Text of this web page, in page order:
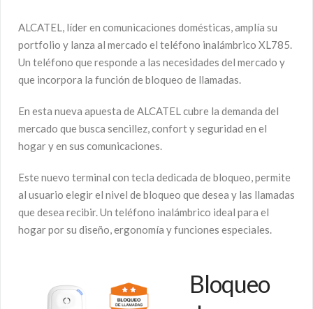
ALCATEL, líder en comunicaciones domésticas, amplía su
portfolio y lanza al mercado el teléfono inalámbrico XL785.
Un teléfono que responde a las necesidades del mercado y
que incorpora la función de bloqueo de llamadas.
En esta nueva apuesta de ALCATEL cubre la demanda del
mercado que busca sencillez, confort y seguridad en el
hogar y en sus comunicaciones.
Este nuevo terminal con tecla dedicada de bloqueo, permite
al usuario elegir el nivel de bloqueo que desea y las llamadas
que desea recibir. Un teléfono inalámbrico ideal para el
hogar por su diseño, ergonomía y funciones especiales.
Bloqueo